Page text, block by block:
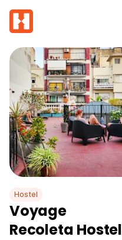
Hostel
Voyage
Recoleta Hostel